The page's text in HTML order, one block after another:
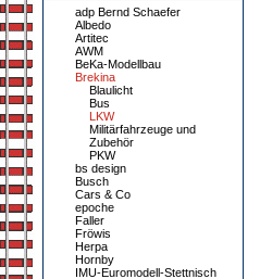
adp Bernd Schaefer
Albedo
Artitec
AWM
BeKa-Modellbau
Brekina
Blaulicht
Bus
LKW
Militärfahrzeuge und
Zubehör
PKW
bs design
Busch
Cars & Co
epoche
Faller
Fröwis
Herpa
Hornby
IMU-Euromodell-Stettnisch